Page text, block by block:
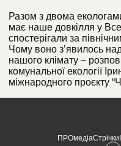
Разом з двома
має наше довкілля у
спостерігали за
Чому воно з’явилось
нашого клімату –
комунальної екології
міжнародного проєкту
ПРОмедіаСтрічки